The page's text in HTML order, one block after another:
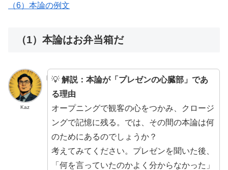
（6）本論の例文
（1）本論はお弁当箱だ
Kaz
💡 解説：本論が「プレゼンの心臓部」であ
る理由
オープニングで観客の心をつかみ、クロージ
ングで記憶に残る。では、その間の本論は何
のためにあるのでしょうか？
考えてみてください。プレゼンを聞いた後、
「何を言っていたのかよく分からなかった」